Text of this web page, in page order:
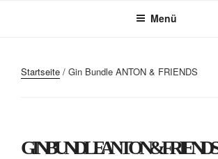
Menü
Startseite / Gin Bundle ANTON & FRIENDS
GIN BUNDLE ANTON & FRIENDS